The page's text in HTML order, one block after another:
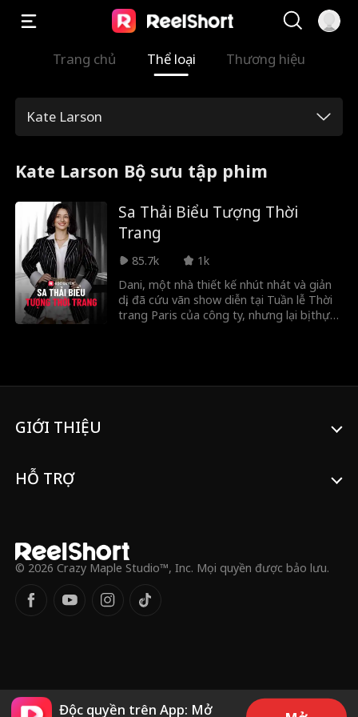
Trang chủ Thể loại Thương hiệu
Kate Larson
Kate Larson Bộ sưu tập phim
Sa Thải Biểu Tượng Thời
Trang
85.7k
1k
Dani, một nhà thiết kế nhút nhát và giản
dị, đã cứu vãn show diễn tại Tuần lễ Thời
trang Paris của công ty, nhưng lại bị thực
quyết tâm phô diễn tài năng thiết kế và
GIỚI THIỆU
HỖ TRỢ
© 2026 Crazy Maple Studio™, Inc. Mọi quyền được bảo lưu.
Độc quyền trên App: Mở